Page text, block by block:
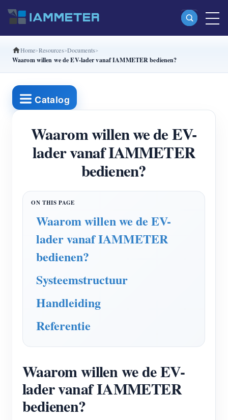
Producten
Split-phase Wi-Fi-energiemeter (WEM2067)
Driefasige Wi-Fi-energiemeter (WEM3046T)
Driefasige Wi-Fi-energiemeter (WEM3050T)
WiFi-vermogenscontroller
IAMMETER Cloud Pro
IAMMETER-simulator
Toepassingen
Energiemonitor voor zonne-PV-systemen
PV-verwarmingsregelsysteem
Domotica
Energiemonitoring voor fabrieken
Product snelstart
Documentatie
Tutorialvideo
Community
Oplossingen
Home Resources Documents
Waarom willen we de EV-lader vanaf IAMMETER bedienen?
Catalog
Waarom willen we de EV-
lader vanaf IAMMETER
bedienen?
Waarom willen we de EV-
lader vanaf IAMMETER
bedienen?
Systeemstructuur
Handleiding
Referentie
Waarom willen we de EV-
lader vanaf IAMMETER
bedienen?